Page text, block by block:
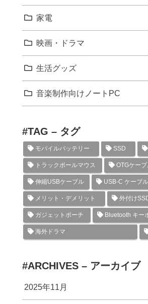
家電
映画・ドラマ
生活グッズ
音楽制作向けノートPC
#TAG – タグ
モバイルバッテリー SSD
トラックボールマウス OTGケー
伸縮USBケーブル USB-C ケーブル
メリット・デメリット 外付け
ガジェットポーチ Bluetooth キー
海外ドラマ
#ARCHIVES – アーカイブ
2025年11月